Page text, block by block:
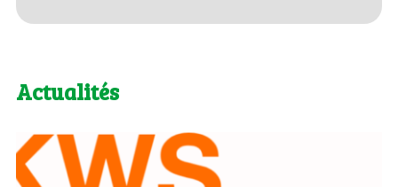
Actualités